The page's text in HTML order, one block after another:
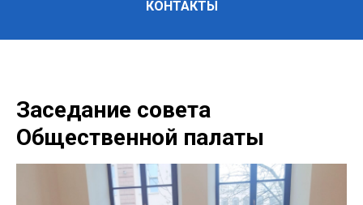
КОНТАКТЫ
Заседание совета
Общественной палаты